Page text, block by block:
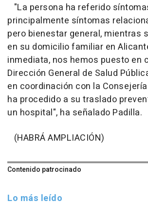
"La persona ha referido
principalmente síntomas
pero bienestar general, mientras
en su domicilio familiar en
inmediata, nos hemos puesto en
Dirección General de Salud
en coordinación con la
ha procedido a su traslado
un hospital", ha señalado Padilla.
(HABRÁ AMPLIACIÓN)
Contenido patrocinado
Lo más leído